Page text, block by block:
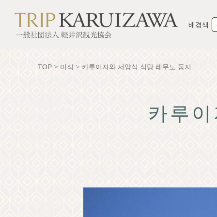
배경색
TOP 미식 카루이자와 서양식 식당 레무노 둥지
카루